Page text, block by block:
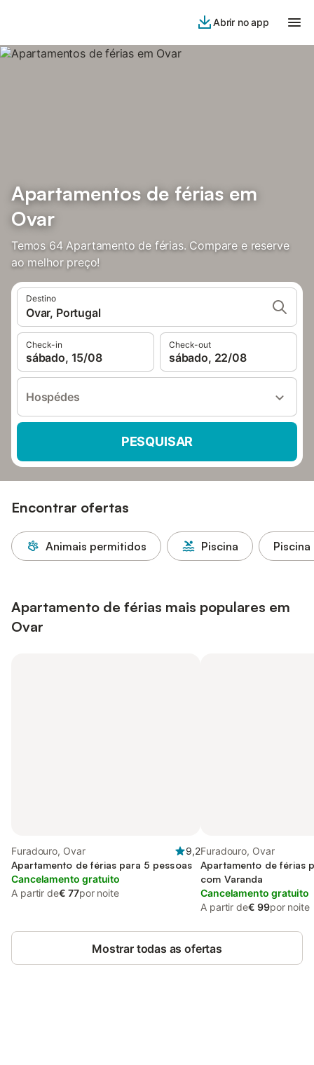
Abrir no app
Apartamentos de férias em
Ovar
Temos 64 Apartamento de férias. Compare e reserve
ao melhor preço!
Destino
Ovar, Portugal
Check-in
sábado, 15/08
Check-out
sábado, 22/08
Hospédes
PESQUISAR
Encontrar ofertas
Animais permitidos Piscina
Apartamento de férias mais populares em
Ovar
Furadouro, Ovar
9,2
Apartamento de férias para 5 pessoas
Cancelamento gratuito
A partir de€ 77por noite
Furadouro, Ovar
Apartamento de férias
com Varanda
Cancelamento gratuito
A partir de€ 99por noite
Mostrar todas as ofertas